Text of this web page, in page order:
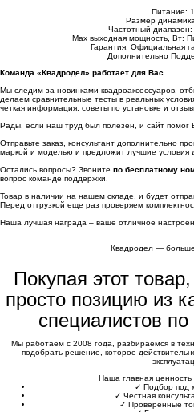
Питание:
Размер
Частотный
Max выходная мощность, Вт:
Гарантия: Официальная
Дополнительно
Команда «Квадродел» работает для Вас.
Мы следим за новинками квадроаксессуаров,
делаем сравнительные тесты в реальных
четкая информация, советы по установке и
Рады, если наш труд был полезен, и сайт помог
Отправьте заказ, консультант дополнительно
маркой и моделью и предложит лучшие условия
Остались вопросы? Звоните по бесплатному
вопрос команде поддержки.
Товар в наличии на нашем складе, и будет
Перед отгрузкой еще раз проверяем
Наша лучшая награда – ваше отличное
Квадродел —
Покупая этот
просто позицию из
специалистов
Мы работаем с 2008 года, разбираемся в
подобрать решение, которое
Наша главная
✓ Подбор под
✓ Честная
✓ Проверенные